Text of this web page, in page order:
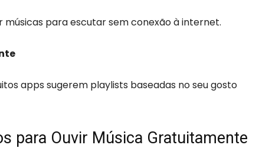
para escutar sem conexão à internet.
apps sugerem playlists baseadas no seu gosto
para Ouvir Música Gratuitamente